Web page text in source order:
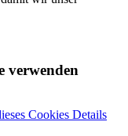
verwenden
Cookies Details